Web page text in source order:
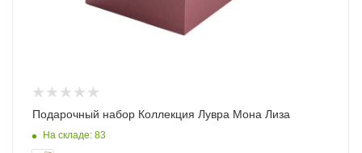
Подарочный набор Коллекция Лувра Мона Лиза
На складе: 83